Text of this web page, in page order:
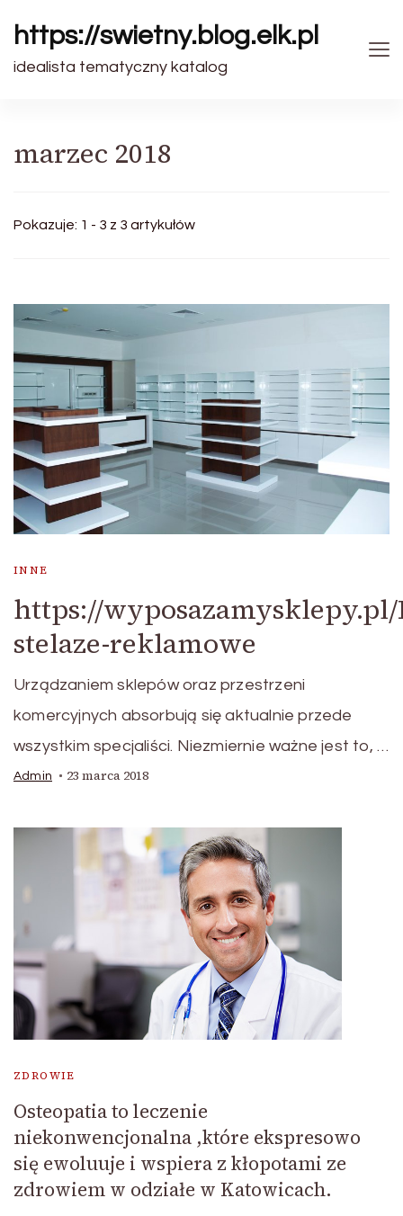
https://swietny.blog.elk.pl
idealista tematyczny katalog
marzec 2018
Pokazuje: 1 - 3 z 3 artykułów
INNE
https://wyposazamysklepy.pl/
stelaze-reklamowe
Urządzaniem sklepów oraz przestrzeni
komercyjnych absorbują się aktualnie przede
wszystkim specjaliści. Niezmiernie ważne jest to, …
Admin 23 marca 2018
ZDROWIE
Osteopatia to leczenie
niekonwencjonalna ,które ekspresowo
się ewoluuje i wspiera z kłopotami ze
zdrowiem w odziałe w Katowicach.